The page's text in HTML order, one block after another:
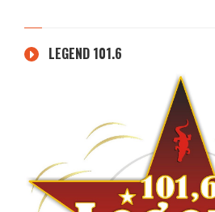
LEGEND 101.6